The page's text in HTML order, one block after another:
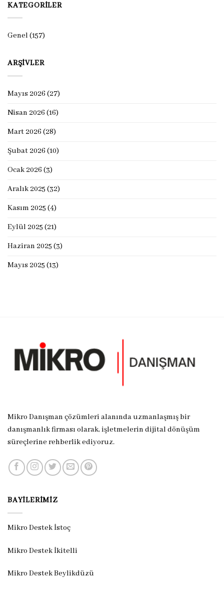
KATEGORILER
Genel(157)
ARŞIVLER
Mayıs 2026 (27)
Nisan 2026 (16)
Mart 2026 (28)
Şubat 2026 (10)
Ocak 2026 (3)
Aralık 2025 (32)
Kasım 2025 (4)
Eylül 2025 (21)
Haziran 2025 (3)
Mayıs 2025 (13)
Mikro Danışman çözümleri alanında uzmanlaşmış bir
danışmanlık firması olarak, işletmelerin dijital dönüşüm
süreçlerine rehberlik ediyoruz.
BAYILERIMIZ
Mikro Destek İstoç
Mikro Destek İkitelli
Mikro Destek Beylikdüzü